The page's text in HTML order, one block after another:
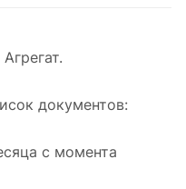
документов:
с момента